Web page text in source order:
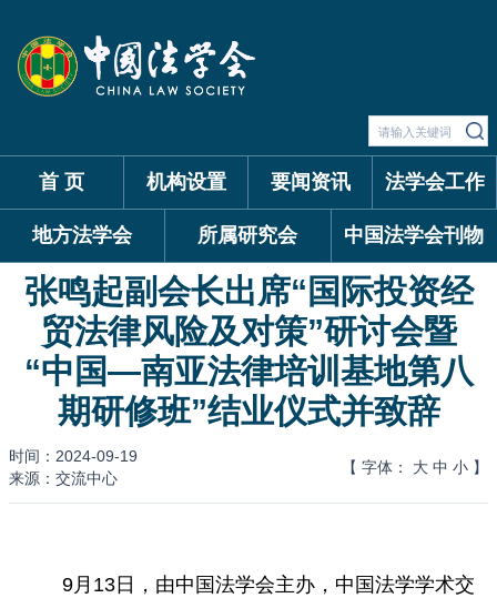
首 页 机构设置 要闻资讯 法学会工作
地方法学会 所属研究会 中国法学会刊物
张鸣起副会长出席“国际投资经
贸法律风险及对策”研讨会暨
“中国—南亚法律培训基地第八
期研修班”结业仪式并致辞
时间：2024-09-19
来源：交流中心
【 字体： 大 中 小 】
9月13日，由中国法学会主办，中国法学学术交